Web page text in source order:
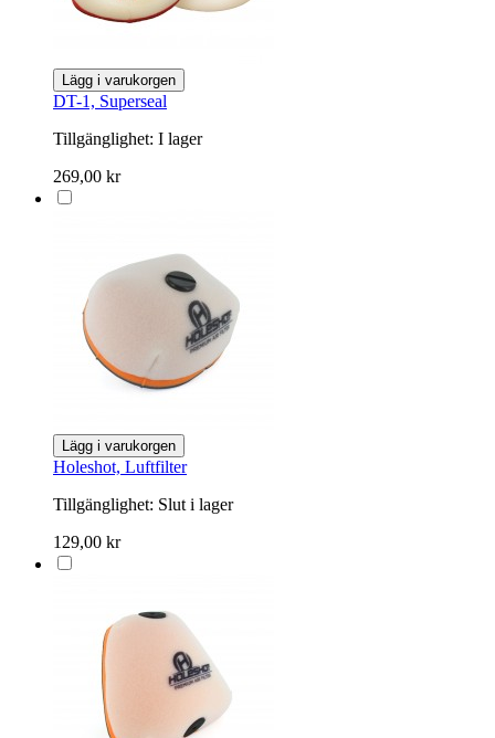
Lägg i varukorgen
DT-1, Superseal
Tillgänglighet: I lager
269,00 kr
Lägg i varukorgen
Holeshot, Luftfilter
Tillgänglighet: Slut i lager
129,00 kr